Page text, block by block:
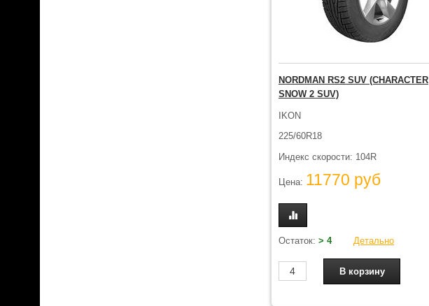
NORDMAN RS2 SUV (CHARACTER
SNOW 2 SUV)
IKON
225/60R18
Индекс скорости: 104R
Цена: 11770 руб
Остаток: > 4 Детально